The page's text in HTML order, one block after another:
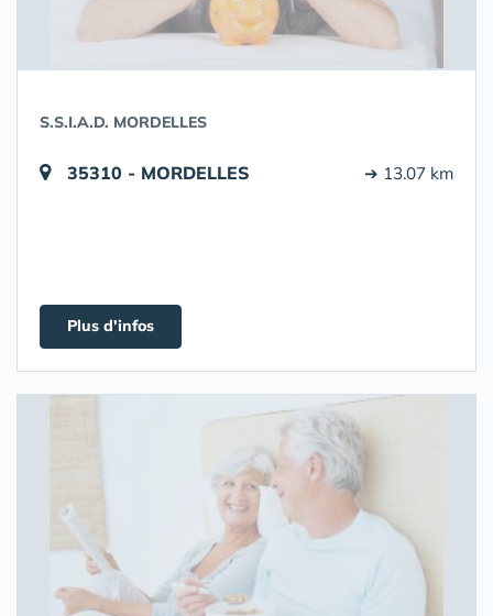
S.S.I.A.D. MORDELLES
35310 - MORDELLES ➔ 13.07 km
Plus d'infos